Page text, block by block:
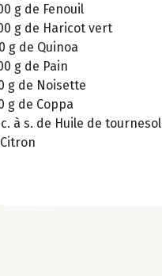
g de Fenouil
g de Haricot vert
g de Quinoa
g de Pain
g de Noisette
g de Coppa
à s. de Huile de tournesol